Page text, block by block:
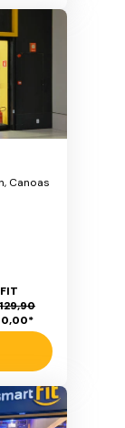
Canoas
FIT
0,00*